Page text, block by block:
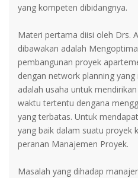
yang kompeten dibidangnya.
Materi pertama diisi oleh Drs.
dibawakan adalah
pembangunan proyek
dengan network planning
adalah usaha untuk
waktu tertentu dengana
yang terbatas. Untuk
yang baik dalam suatu proyek
peranan Manajemen Proyek.
Masalah yang dihadap